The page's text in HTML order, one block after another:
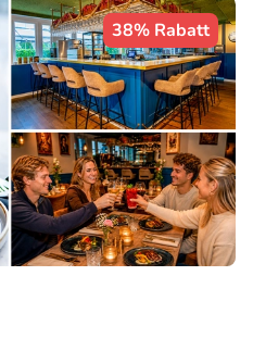
38% Rabatt